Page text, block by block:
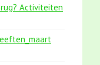
Activiteiten